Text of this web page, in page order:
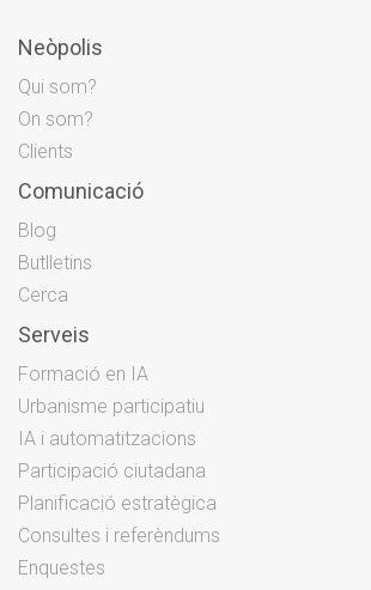
Neòpolis
Qui som?
On som?
Clients
Comunicació
Blog
Butlletins
Cerca
Serveis
Formació en IA
Urbanisme participatiu
IA i automatitzacions
Participació ciutadana
Planificació estratègica
Consultes i referèndums
Enquestes